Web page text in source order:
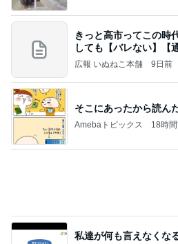
きっと高市ってこの時
しても【バレない】【
だろ
広報 いぬねこ本舗 9日前
そこにあったから読ん
Amebaトピックス 18時
私達が何も言えなくな